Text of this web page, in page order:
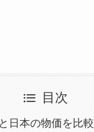
目次
日本の物価を比較